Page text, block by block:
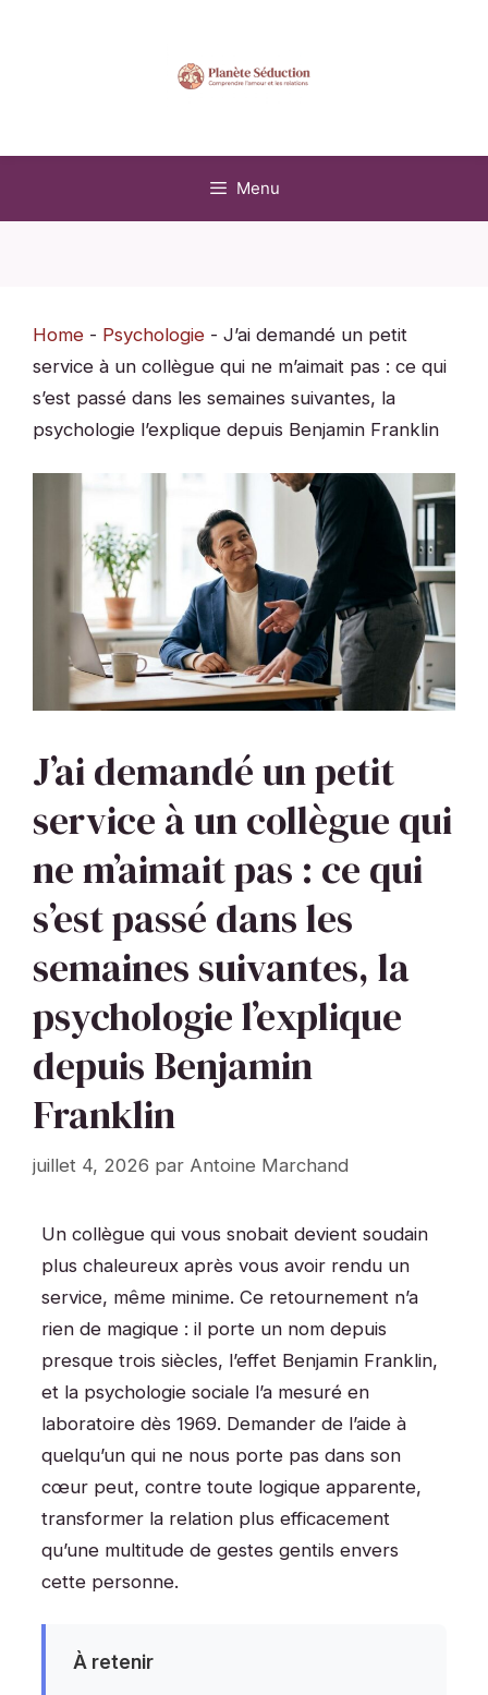
Menu
Home - Psychologie - J’ai demandé un petit
service à un collègue qui ne m’aimait pas : ce qui
s’est passé dans les semaines suivantes, la
psychologie l’explique depuis Benjamin Franklin
J’ai demandé un petit
service à un collègue qui
ne m’aimait pas : ce qui
s’est passé dans les
semaines suivantes, la
psychologie l’explique
depuis Benjamin
Franklin
juillet 4, 2026 par Antoine Marchand
Un collègue qui vous snobait devient soudain
plus chaleureux après vous avoir rendu un
service, même minime. Ce retournement n’a
rien de magique : il porte un nom depuis
presque trois siècles, l’effet Benjamin Franklin,
et la psychologie sociale l’a mesuré en
laboratoire dès 1969. Demander de l’aide à
quelqu’un qui ne nous porte pas dans son
cœur peut, contre toute logique apparente,
transformer la relation plus efficacement
qu’une multitude de gestes gentils envers
cette personne.
À retenir